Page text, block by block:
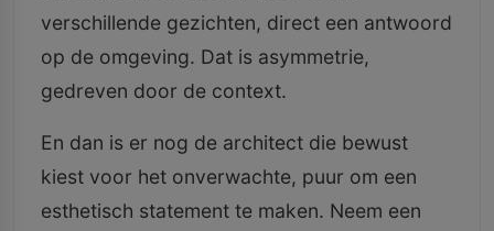
verschillende gezichten, direct een antwoord
op de omgeving. Dat is asymmetrie,
gedreven door de context.
En dan is er nog de architect die bewust
kiest voor het onverwachte, puur om een
esthetisch statement te maken. Neem een